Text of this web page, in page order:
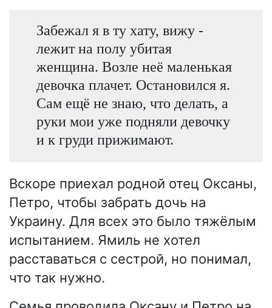
Забежал я в ту хату, вижу -
лежит на полу убитая
женщина. Возле неё маленькая
девочка плачет. Остановился я.
Сам ещё не знаю, что делать, а
руки мои уже подняли девочку
и к груди прижимают.
Вскоре приехал родной отец Оксаны,
Петро, чтобы забрать дочь на
Украину. Для всех это было тяжёлым
испытанием. Ямиль не хотел
расставаться с сестрой, но понимал,
что так нужно.